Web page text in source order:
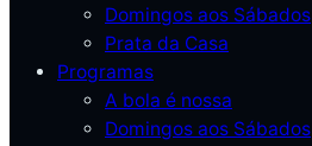
Domingos aos Sábados
Prata da Casa
Programas
A bola é nossa
Domingos aos Sábados